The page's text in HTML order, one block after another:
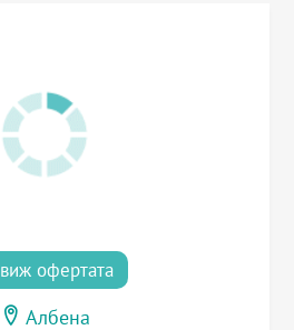
виж офертата
Албена